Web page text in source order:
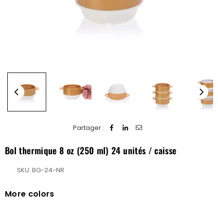
Partager :
Bol thermique 8 oz (250 ml) 24 unités / caisse
SKU: BG-24-NR
More colors